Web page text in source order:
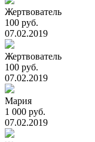
Жертвователь
100 руб.
07.02.2019
Жертвователь
100 руб.
07.02.2019
Мария
1 000 руб.
07.02.2019